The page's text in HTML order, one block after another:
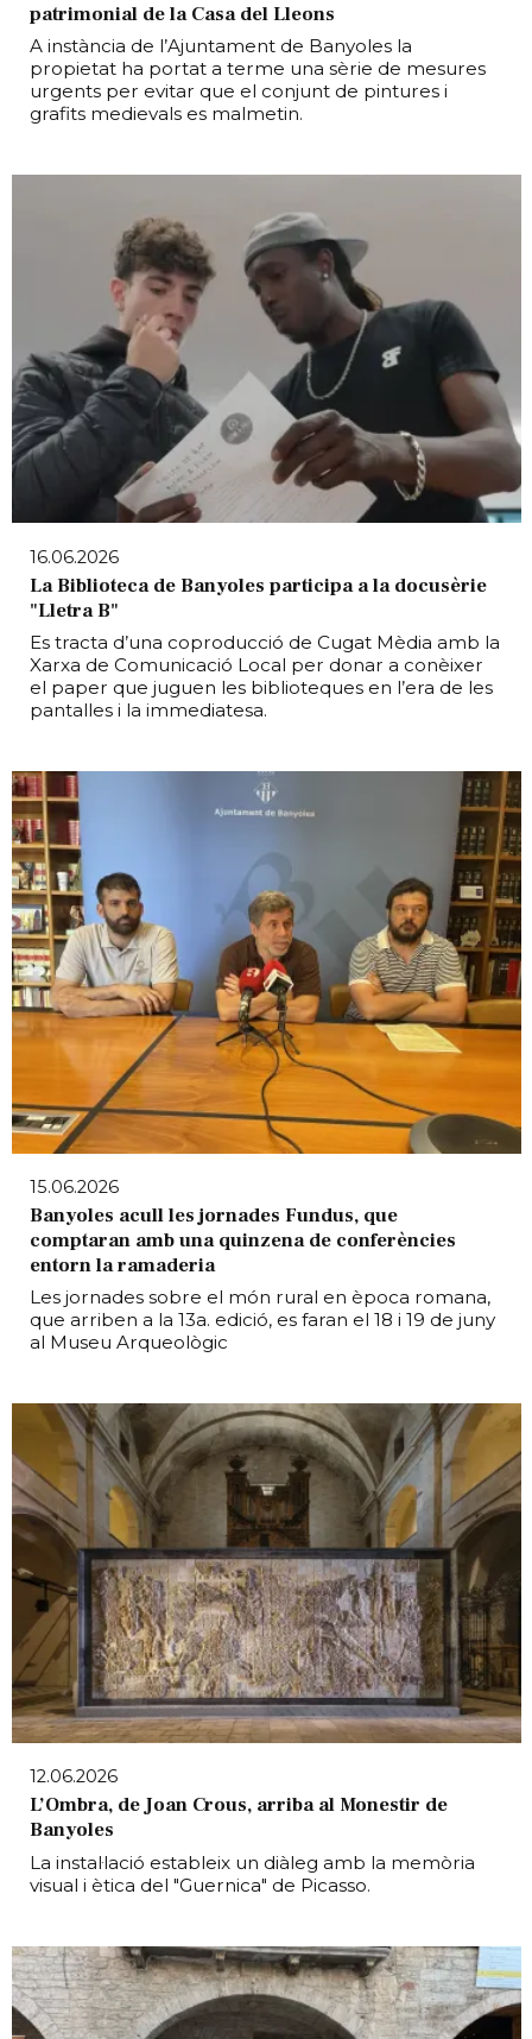
patrimonial de la Casa del Lleons
A instància de l’Ajuntament de Banyoles la
propietat ha portat a terme una sèrie de mesures
urgents per evitar que el conjunt de pintures i
grafits medievals es malmetin.
16.06.2026
La Biblioteca de Banyoles participa a la docusèrie
"Lletra B"
Es tracta d’una coproducció de Cugat Mèdia amb la
Xarxa de Comunicació Local per donar a conèixer
el paper que juguen les biblioteques en l’era de les
pantalles i la immediatesa.
15.06.2026
Banyoles acull les jornades Fundus, que
comptaran amb una quinzena de conferències
entorn la ramaderia
Les jornades sobre el món rural en època romana,
que arriben a la 13a. edició, es faran el 18 i 19 de juny
al Museu Arqueològic
12.06.2026
L’Ombra, de Joan Crous, arriba al Monestir de
Banyoles
La instal·lació estableix un diàleg amb la memòria
visual i ètica del "Guernica" de Picasso.